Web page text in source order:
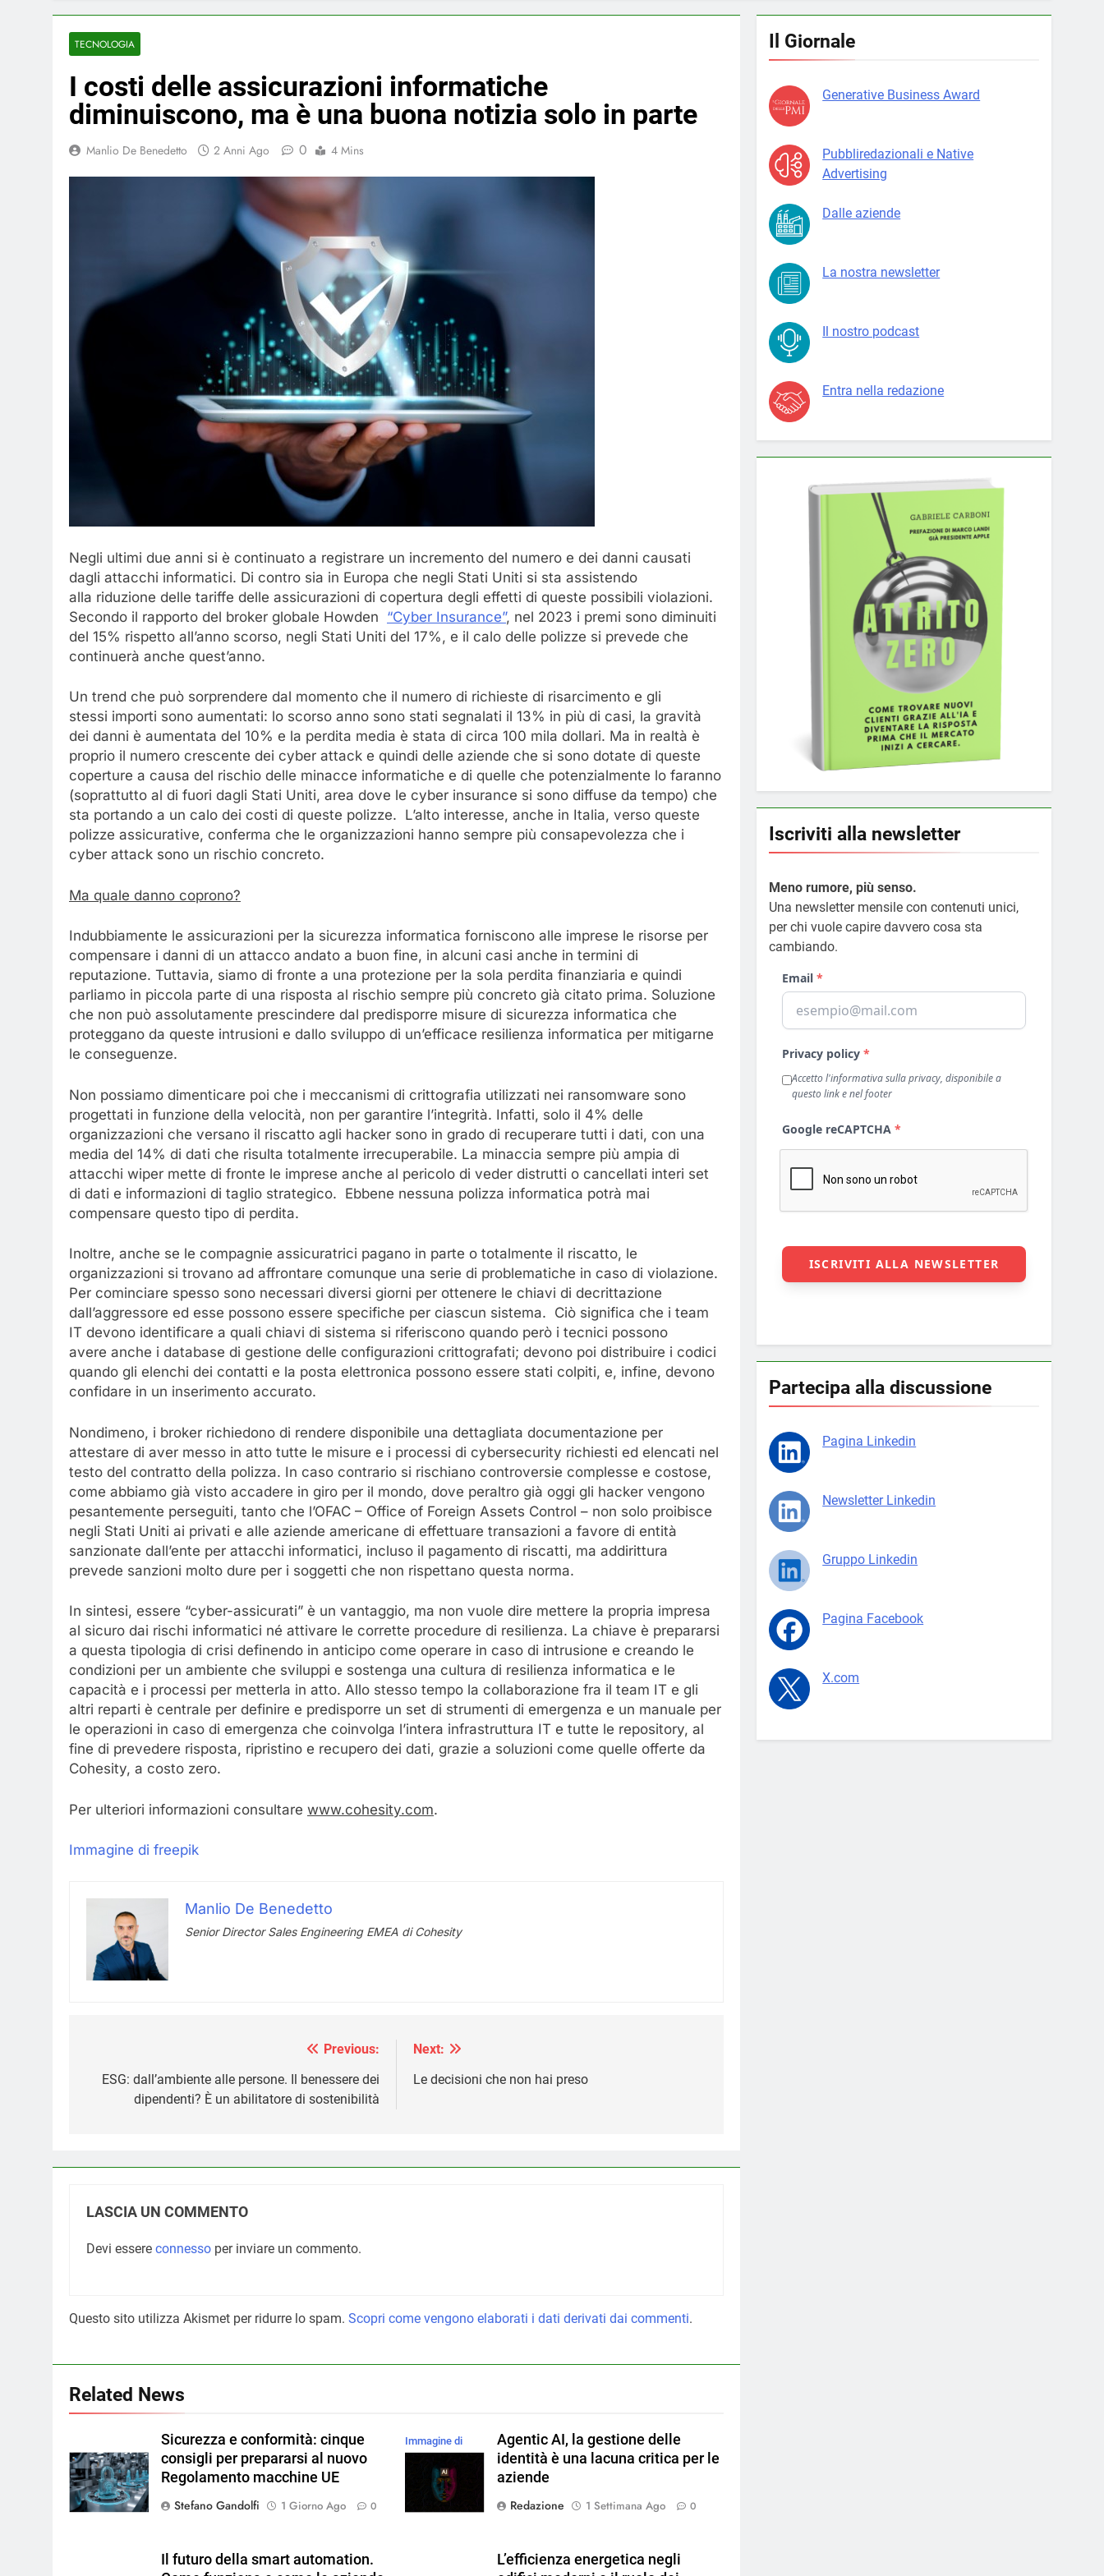
TECNOLOGIA
I costi delle assicurazioni informatiche
diminuiscono, ma è una buona notizia solo in parte
Manlio De Benedetto 2 Anni Ago 0 4 Mins
Negli ultimi due anni si è continuato a registrare un incremento del numero e dei danni causati
dagli attacchi informatici. Di contro sia in Europa che negli Stati Uniti si sta assistendo
alla riduzione delle tariffe delle assicurazioni di copertura degli effetti di queste possibili violazioni.
Secondo il rapporto del broker globale Howden “Cyber Insurance”, nel 2023 i premi sono diminuiti
del 15% rispetto all’anno scorso, negli Stati Uniti del 17%, e il calo delle polizze si prevede che
continuerà anche quest’anno.
Un trend che può sorprendere dal momento che il numero di richieste di risarcimento e gli
stessi importi sono aumentati: lo scorso anno sono stati segnalati il ​​13% in più di casi, la gravità
dei danni è aumentata del 10% e la perdita media è stata di circa 100 mila dollari. Ma in realtà è
proprio il numero crescente dei cyber attack e quindi delle aziende che si sono dotate di queste
coperture a causa del rischio delle minacce informatiche e di quelle che potenzialmente lo faranno
(soprattutto al di fuori dagli Stati Uniti, area dove le cyber insurance si sono diffuse da tempo) che
sta portando a un calo dei costi di queste polizze. L’alto interesse, anche in Italia, verso queste
polizze assicurative, conferma che le organizzazioni hanno sempre più consapevolezza che i
cyber attack sono un rischio concreto.
Ma quale danno coprono?
Indubbiamente le assicurazioni per la sicurezza informatica forniscono alle imprese le risorse per
compensare i danni di un attacco andato a buon fine, in alcuni casi anche in termini di
reputazione. Tuttavia, siamo di fronte a una protezione per la sola perdita finanziaria e quindi
parliamo in piccola parte di una risposta al rischio sempre più concreto già citato prima. Soluzione
che non può assolutamente prescindere dal predisporre misure di sicurezza informatica che
proteggano da queste intrusioni e dallo sviluppo di un’efficace resilienza informatica per mitigarne
le conseguenze.
Non possiamo dimenticare poi che i meccanismi di crittografia utilizzati nei ransomware sono
progettati in funzione della velocità, non per garantire l’integrità. Infatti, solo il 4% delle
organizzazioni che versano il riscatto agli hacker sono in grado di recuperare tutti i dati, con una
media del 14% di dati che risulta totalmente irrecuperabile. La minaccia sempre più ampia di
attacchi wiper mette di fronte le imprese anche al pericolo di veder distrutti o cancellati interi set
di dati e informazioni di taglio strategico. Ebbene nessuna polizza informatica potrà mai
compensare questo tipo di perdita.
Inoltre, anche se le compagnie assicuratrici pagano in parte o totalmente il riscatto, le
organizzazioni si trovano ad affrontare comunque una serie di problematiche in caso di violazione.
Per cominciare spesso sono necessari diversi giorni per ottenere le chiavi di decrittazione
dall’aggressore ed esse possono essere specifiche per ciascun sistema. Ciò significa che i team
IT devono identificare a quali chiavi di sistema si riferiscono quando però i tecnici possono
avere anche i database di gestione delle configurazioni crittografati; devono poi distribuire i codici
quando gli elenchi dei contatti e la posta elettronica possono essere stati colpiti, e, infine, devono
confidare in un inserimento accurato.
Nondimeno, i broker richiedono di rendere disponibile una dettagliata documentazione per
attestare di aver messo in atto tutte le misure e i processi di cybersecurity richiesti ed elencati nel
testo del contratto della polizza. In caso contrario si rischiano controversie complesse e costose,
come abbiamo già visto accadere in giro per il mondo, dove peraltro già oggi gli hacker vengono
pesantemente perseguiti, tanto che l’OFAC – Office of Foreign Assets Control – non solo proibisce
negli Stati Uniti ai privati e alle aziende americane di effettuare transazioni a favore di entità
sanzionate dall’ente per attacchi informatici, incluso il pagamento di riscatti, ma addirittura
prevede sanzioni molto dure per i soggetti che non rispettano questa norma.
In sintesi, essere “cyber-assicurati” è un vantaggio, ma non vuole dire mettere la propria impresa
al sicuro dai rischi informatici né attivare le corrette procedure di resilienza. La chiave è prepararsi
a questa tipologia di crisi definendo in anticipo come operare in caso di intrusione e creando le
condizioni per un ambiente che sviluppi e sostenga una cultura di resilienza informatica e le
capacità e i processi per metterla in atto. Allo stesso tempo la collaborazione fra il team IT e gli
altri reparti è centrale per definire e predisporre un set di strumenti di emergenza e un manuale per
le operazioni in caso di emergenza che coinvolga l’intera infrastruttura IT e tutte le repository, al
fine di prevedere risposta, ripristino e recupero dei dati, grazie a soluzioni come quelle offerte da
Cohesity, a costo zero.
Per ulteriori informazioni consultare www.cohesity.com.
Immagine di freepik
Manlio De Benedetto
Senior Director Sales Engineering EMEA di Cohesity
articoli
Previous:
ESG: dall’ambiente alle persone. Il benessere dei
dipendenti? È un abilitatore di sostenibilità
Next:
Le decisioni che non hai preso
LASCIA UN COMMENTO
Devi essere connesso per inviare un commento.
Questo sito utilizza Akismet per ridurre lo spam. Scopri come vengono elaborati i dati derivati dai commenti.
Related News
Sicurezza e conformità: cinque
consigli per prepararsi al nuovo
Regolamento macchine UE
Stefano Gandolfi
1 Giorno Ago 0
Immagine di
Agentic AI, la gestione delle
identità è una lacuna critica per le
aziende
Redazione
1 Settimana Ago 0
Il futuro della smart automation.
L’efficienza energetica negli
Il Giornale
Generative Business Award
Pubbliredazionali e Native
Advertising
Dalle aziende
La nostra newsletter
Il nostro podcast
Entra nella redazione
Iscriviti alla newsletter
Meno rumore, più senso.
Una newsletter mensile con contenuti unici,
per chi vuole capire davvero cosa sta
cambiando.
Partecipa alla discussione
Pagina Linkedin
Newsletter Linkedin
Gruppo Linkedin
Pagina Facebook
X.com